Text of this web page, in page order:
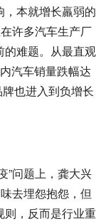
本就增长羸弱的
许多汽车生产厂
的难题。从最直观
汽车销量跌幅达
也进入到负增长
”问题上，龚大兴
去埋怨抱怨，但
则，反而是行业重